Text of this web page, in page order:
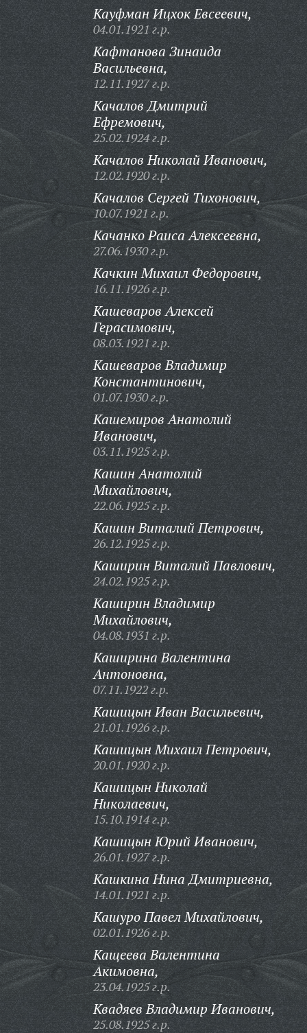
Кауфман Ицхок Евсеевич,
04.01.1921 г.р.
Кафтанова Зинаида
Васильевна,
12.11.1927 г.р.
Качалов Дмитрий
Ефремович,
25.02.1924 г.р.
Качалов Николай Иванович,
12.02.1920 г.р.
Качалов Сергей Тихонович,
10.07.1921 г.р.
Качанко Раиса Алексеевна,
27.06.1930 г.р.
Качкин Михаил Федорович,
16.11.1926 г.р.
Кашеваров Алексей
Герасимович,
08.03.1921 г.р.
Кашеваров Владимир
Константинович,
01.07.1930 г.р.
Кашемиров Анатолий
Иванович,
03.11.1925 г.р.
Кашин Анатолий
Михайлович,
22.06.1925 г.р.
Кашин Виталий Петрович,
26.12.1925 г.р.
Каширин Виталий Павлович,
24.02.1925 г.р.
Каширин Владимир
Михайлович,
04.08.1931 г.р.
Каширина Валентина
Антоновна,
07.11.1922 г.р.
Кашицын Иван Васильевич,
21.01.1926 г.р.
Кашицын Михаил Петрович,
20.01.1920 г.р.
Кашицын Николай
Николаевич,
15.10.1914 г.р.
Кашицын Юрий Иванович,
26.01.1927 г.р.
Кашкина Нина Дмитриевна,
14.01.1921 г.р.
Кашуро Павел Михайлович,
02.01.1926 г.р.
Кащеева Валентина
Акимовна,
23.04.1925 г.р.
Квадяев Владимир Иванович,
25.08.1925 г.р.